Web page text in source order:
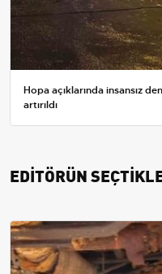
Hopa açıklarında insansız
artırıldı
EDİTÖRÜN